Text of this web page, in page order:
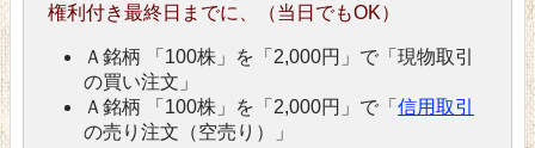
権利付き最終日までに、（当日でもOK）
Ａ銘柄 「100株」を「2,000円」で「現物取引
の買い注文」
Ａ銘柄 「100株」を「2,000円」で「 信用取引
の売り注文（空売り）」